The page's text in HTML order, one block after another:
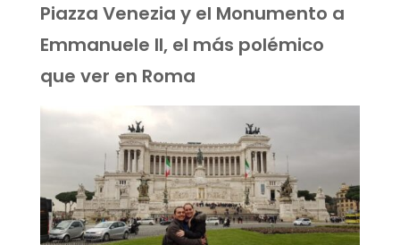
Piazza Venezia y el Monumento a
Emmanuele II, el más polémico
que ver en Roma